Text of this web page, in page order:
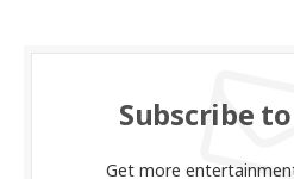
Subscribe
Get more